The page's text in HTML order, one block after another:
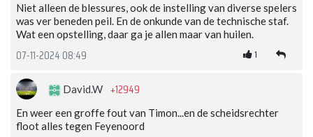
Niet alleen de blessures, ook de instelling van diverse spelers
was ver beneden peil. En de onkunde van de technische staf.
Wat een opstelling, daar ga je allen maar van huilen.
07-11-2024 08:49 1
David.W +12949
En weer een groffe fout van Timon...en de scheidsrechter
floot alles tegen Feyenoord